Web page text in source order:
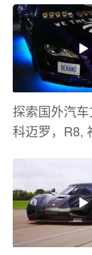
探索国外汽
科迈罗，R8,